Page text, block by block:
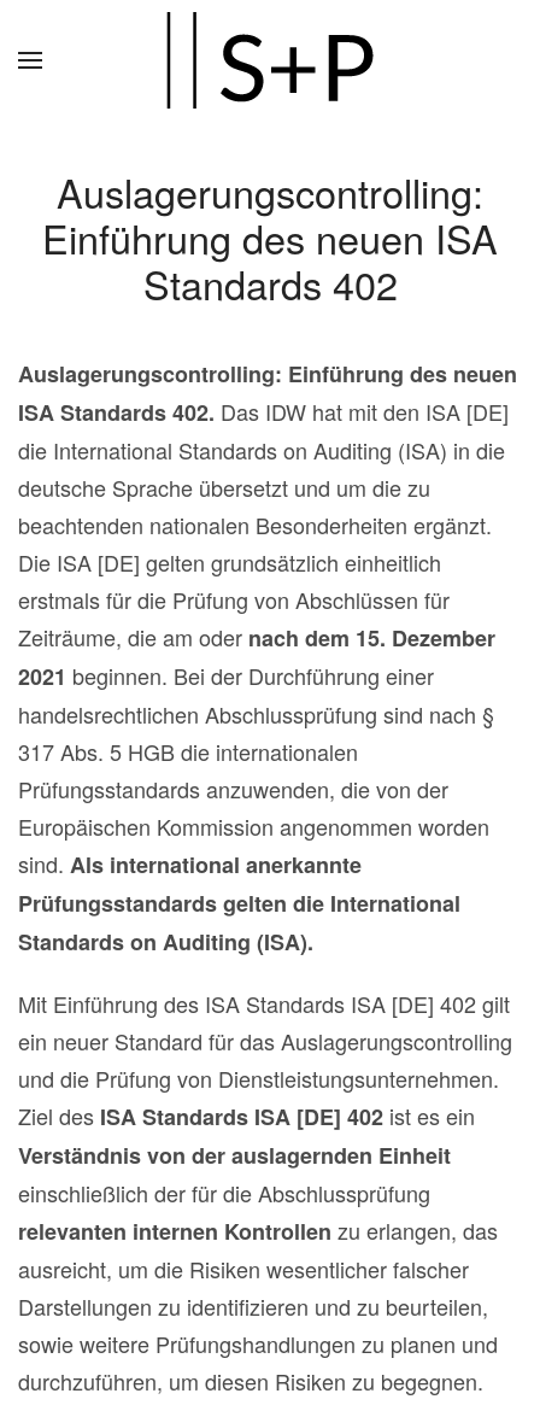
Auslagerungscontrolling:
Einführung des neuen ISA
Standards 402
Auslagerungscontrolling: Einführung des neuen
ISA Standards 402. Das IDW hat mit den ISA [DE]
die International Standards on Auditing (ISA) in die
deutsche Sprache übersetzt und um die zu
beachtenden nationalen Besonderheiten ergänzt.
Die ISA [DE] gelten grundsätzlich einheitlich
erstmals für die Prüfung von Abschlüssen für
Zeiträume, die am oder nach dem 15. Dezember
2021 beginnen. Bei der Durchführung einer
handelsrechtlichen Abschlussprüfung sind nach §
317 Abs. 5 HGB die internationalen
Prüfungsstandards anzuwenden, die von der
Europäischen Kommission angenommen worden
sind. Als international anerkannte
Prüfungsstandards gelten die International
Standards on Auditing (ISA).
Mit Einführung des ISA Standards ISA [DE] 402 gilt
ein neuer Standard für das Auslagerungscontrolling
und die Prüfung von Dienstleistungsunternehmen.
Ziel des ISA Standards ISA [DE] 402 ist es ein
Verständnis von der auslagernden Einheit
einschließlich der für die Abschlussprüfung
relevanten internen Kontrollen zu erlangen, das
ausreicht, um die Risiken wesentlicher falscher
Darstellungen zu identifizieren und zu beurteilen,
sowie weitere Prüfungshandlungen zu planen und
durchzuführen, um diesen Risiken zu begegnen.